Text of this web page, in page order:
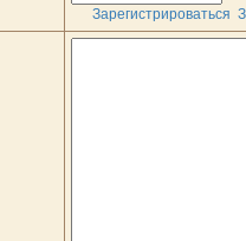
Зарегистрироваться